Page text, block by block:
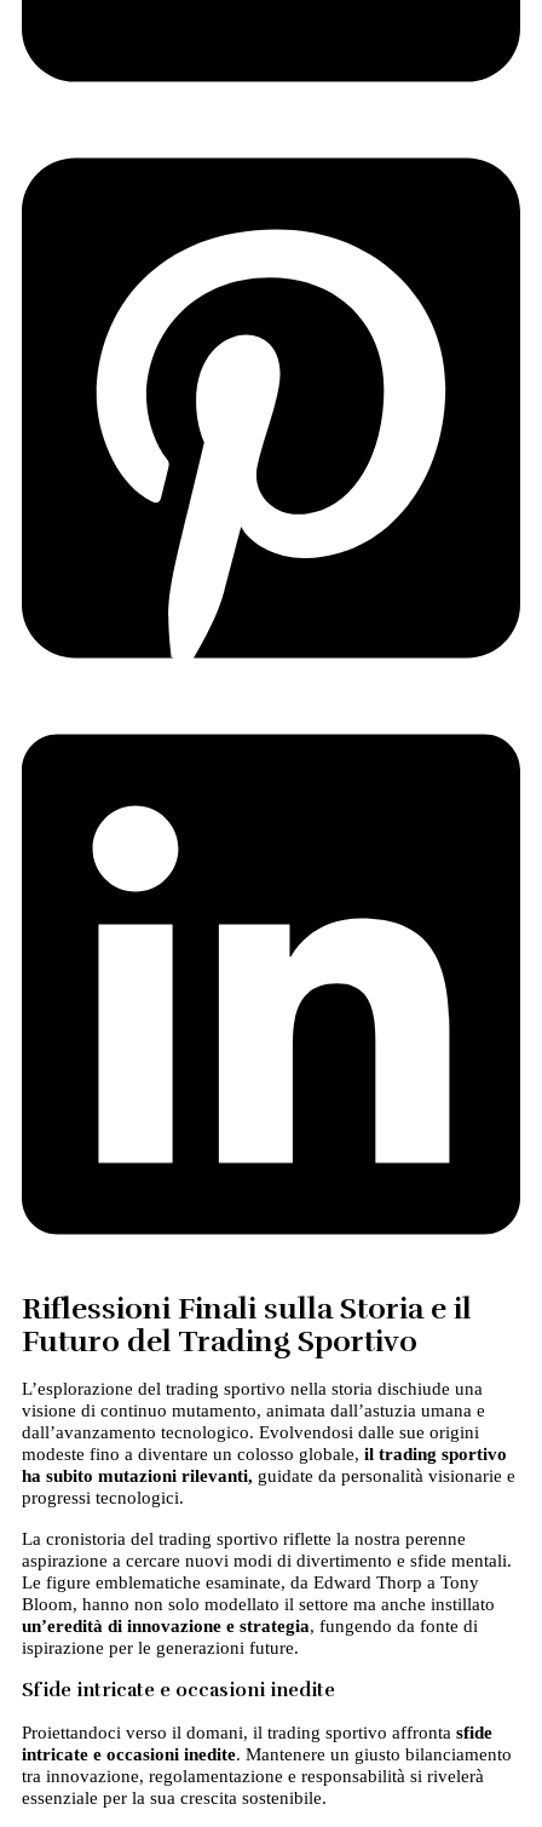
Riflessioni Finali sulla Storia e il
Futuro del Trading Sportivo
L’esplorazione del trading sportivo nella storia dischiude una
visione di continuo mutamento, animata dall’astuzia umana e
dall’avanzamento tecnologico. Evolvendosi dalle sue origini
modeste fino a diventare un colosso globale, il trading sportivo
ha subito mutazioni rilevanti, guidate da personalità visionarie e
progressi tecnologici.
La cronistoria del trading sportivo riflette la nostra perenne
aspirazione a cercare nuovi modi di divertimento e sfide mentali.
Le figure emblematiche esaminate, da Edward Thorp a Tony
Bloom, hanno non solo modellato il settore ma anche instillato
un’eredità di innovazione e strategia, fungendo da fonte di
ispirazione per le generazioni future.
Sfide intricate e occasioni inedite
Proiettandoci verso il domani, il trading sportivo affronta sfide
intricate e occasioni inedite. Mantenere un giusto bilanciamento
tra innovazione, regolamentazione e responsabilità si rivelerà
essenziale per la sua crescita sostenibile.